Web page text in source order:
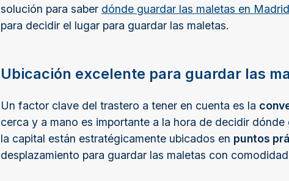
solución para saber dónde guardar las maletas en Madrid
para decidir el lugar para guardar las maletas.
Ubicación excelente para guardar las
Un factor clave del trastero a tener en cuenta es la
cerca y a mano es importante a la hora de decidir
la capital están estratégicamente ubicados en puntos
desplazamiento para guardar las maletas con